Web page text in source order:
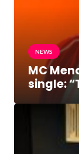
NEWS
MC
single: